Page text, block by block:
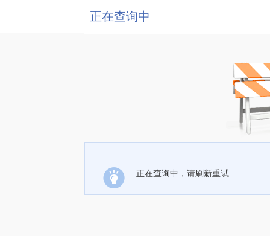
正在查询中
正在查询中，请刷新重试